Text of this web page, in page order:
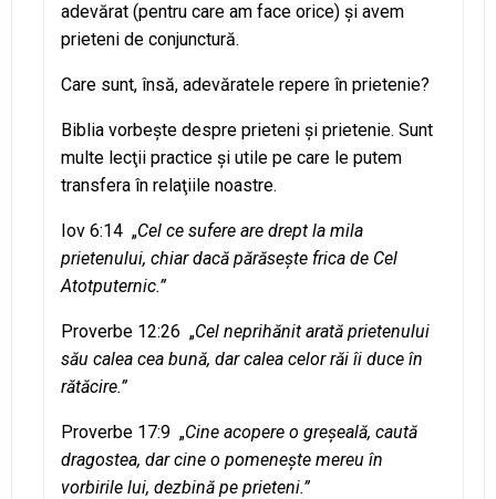
adevărat (pentru care am face orice) şi avem
prieteni de conjunctură.
Care sunt, însă, adevăratele repere în prietenie?
Biblia vorbeşte despre prieteni şi prietenie. Sunt
multe lecţii practice şi utile pe care le putem
transfera în relaţiile noastre.
Iov 6:14 „Cel ce sufere are drept la mila
prietenului, chiar dacă părăseşte frica de Cel
Atotputernic.”
Proverbe 12:26 „Cel neprihănit arată prietenului
său calea cea bună, dar calea celor răi îi duce în
rătăcire.”
Proverbe 17:9 „Cine acopere o greşeală, caută
dragostea, dar cine o pomeneşte mereu în
vorbirile lui, dezbină pe prieteni.”